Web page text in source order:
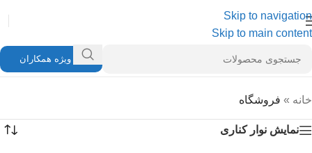
Skip to navigation
Skip to main content
ویژه همکاران
خانه » فروشگاه
نمایش نوار کناری